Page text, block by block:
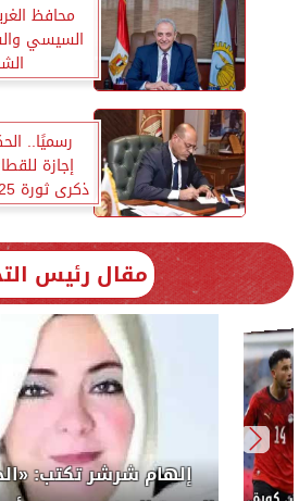
محافظ
السيسي
رسميًا..
إجازة
ذكرى ثورة 25 يناير وعيد الشرطة
مقال رئيس
إلهام شرشر تكتب: